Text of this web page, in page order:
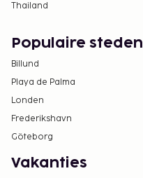
Thailand
Populaire steden
Billund
Playa de Palma
Londen
Frederikshavn
Göteborg
Vakanties